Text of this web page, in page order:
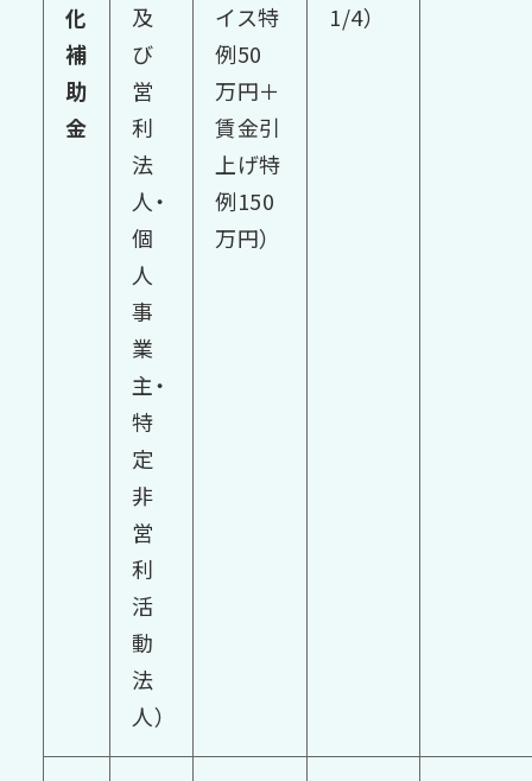
化
補
助
金
及
び
営
利
法
人・
個
人
事
業
主・
特
定
非
営
利
活
動
法
人）
イス特
例50
万円＋
賃金引
上げ特
例150
万円）
1/4）